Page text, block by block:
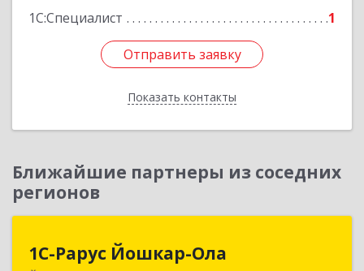
1С:Специалист
1
Отправить заявку
Показать контакты
Отправить заявку
Назад
Ближайшие партнеры из соседних
регионов
1С-Рарус Йошкар-Ола